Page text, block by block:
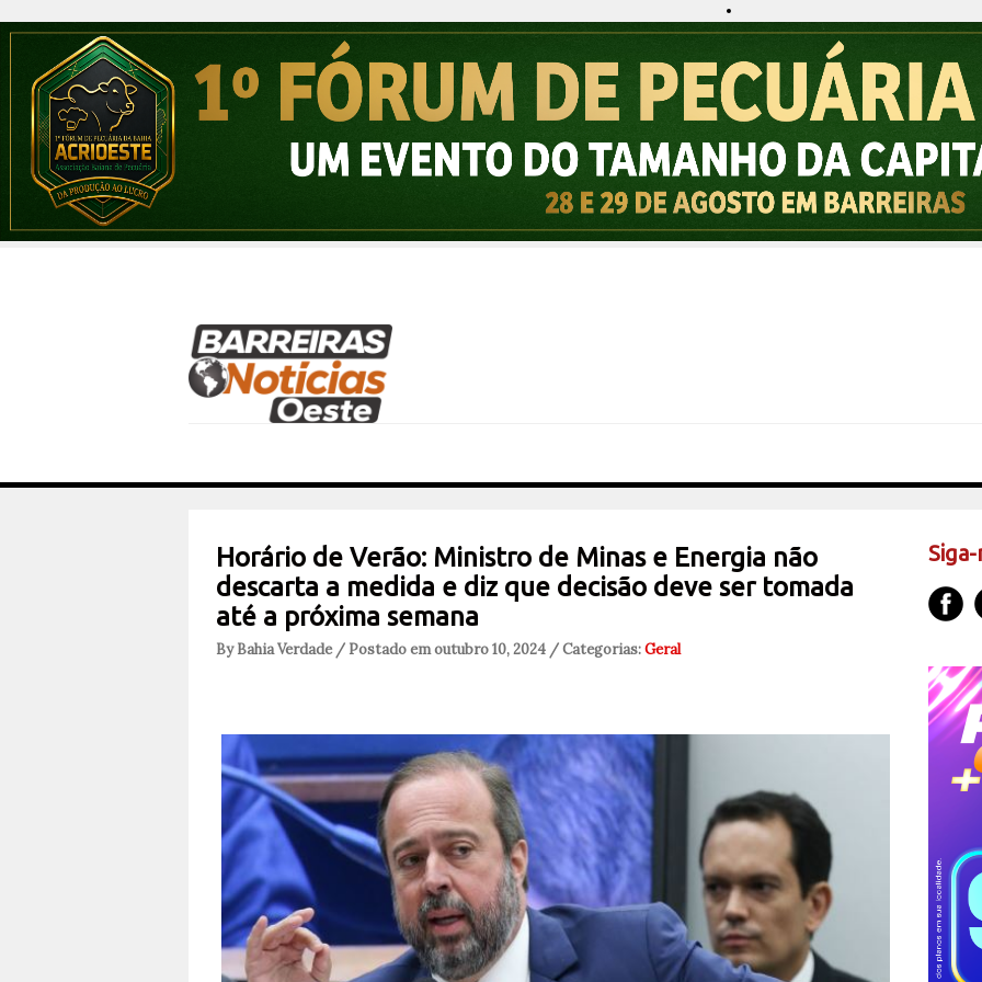
Horário de Verão: Ministro de Minas e Energia não
descarta a medida e diz que decisão deve ser tomada
até a próxima semana
By Bahia Verdade / Postado em outubro 10, 2024 / Categorias:Geral